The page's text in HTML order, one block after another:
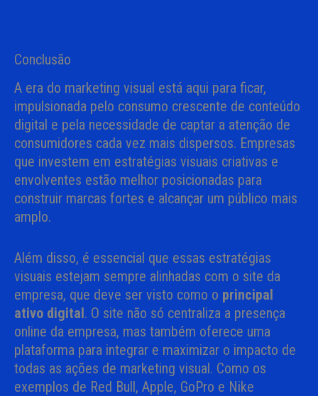
Conclusão
A era do marketing visual está aqui para ficar,
impulsionada pelo consumo crescente de conteúdo
digital e pela necessidade de captar a atenção de
consumidores cada vez mais dispersos. Empresas
que investem em estratégias visuais criativas e
envolventes estão melhor posicionadas para
construir marcas fortes e alcançar um público mais
amplo.
Além disso, é essencial que essas estratégias
visuais estejam sempre alinhadas com o site da
empresa, que deve ser visto como o principal
ativo digital. O site não só centraliza a presença
online da empresa, mas também oferece uma
plataforma para integrar e maximizar o impacto de
todas as ações de marketing visual. Como os
exemplos de Red Bull, Apple, GoPro e Nike